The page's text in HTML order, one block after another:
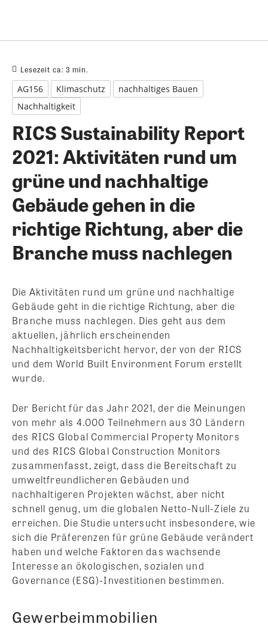
Lesezeit ca: 3 min.
AG156 Klimaschutz
nachhaltiges Bauen
Nachhaltigkeit
RICS Sustainability Report
2021: Aktivitäten rund um
grüne und nachhaltige
Gebäude gehen in die
richtige Richtung, aber die
Branche muss nachlegen
Die Aktivitäten rund um grüne und nachhaltige
Gebäude geht in die richtige Richtung, aber die
Branche muss nachlegen. Dies geht aus dem
aktuellen, jährlich erscheinenden
Nachhaltigkeitsbericht hervor, der von der RICS
und dem World Built Environment Forum erstellt
wurde.
Der Bericht für das Jahr 2021, der die Meinungen
von mehr als 4.000 Teilnehmern aus 30 Ländern
des RICS Global Commercial Property Monitors
und des RICS Global Construction Monitors
zusammenfasst, zeigt, dass die Bereitschaft zu
umweltfreundlicheren Gebäuden und
nachhaltigeren Projekten wächst, aber nicht
schnell genug, um die globalen Netto-Null-Ziele zu
erreichen. Die Studie untersucht insbesondere, wie
sich die Präferenzen für grüne Gebäude verändert
haben und welche Faktoren das wachsende
Interesse an ökologischen, sozialen und
Governance (ESG)-Investitionen bestimmen.
Gewerbeimmobilien